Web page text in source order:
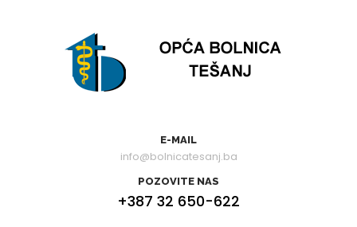
E-MAIL
info@bolnicatesanj.ba
POZOVITE NAS
+387 32 650-622